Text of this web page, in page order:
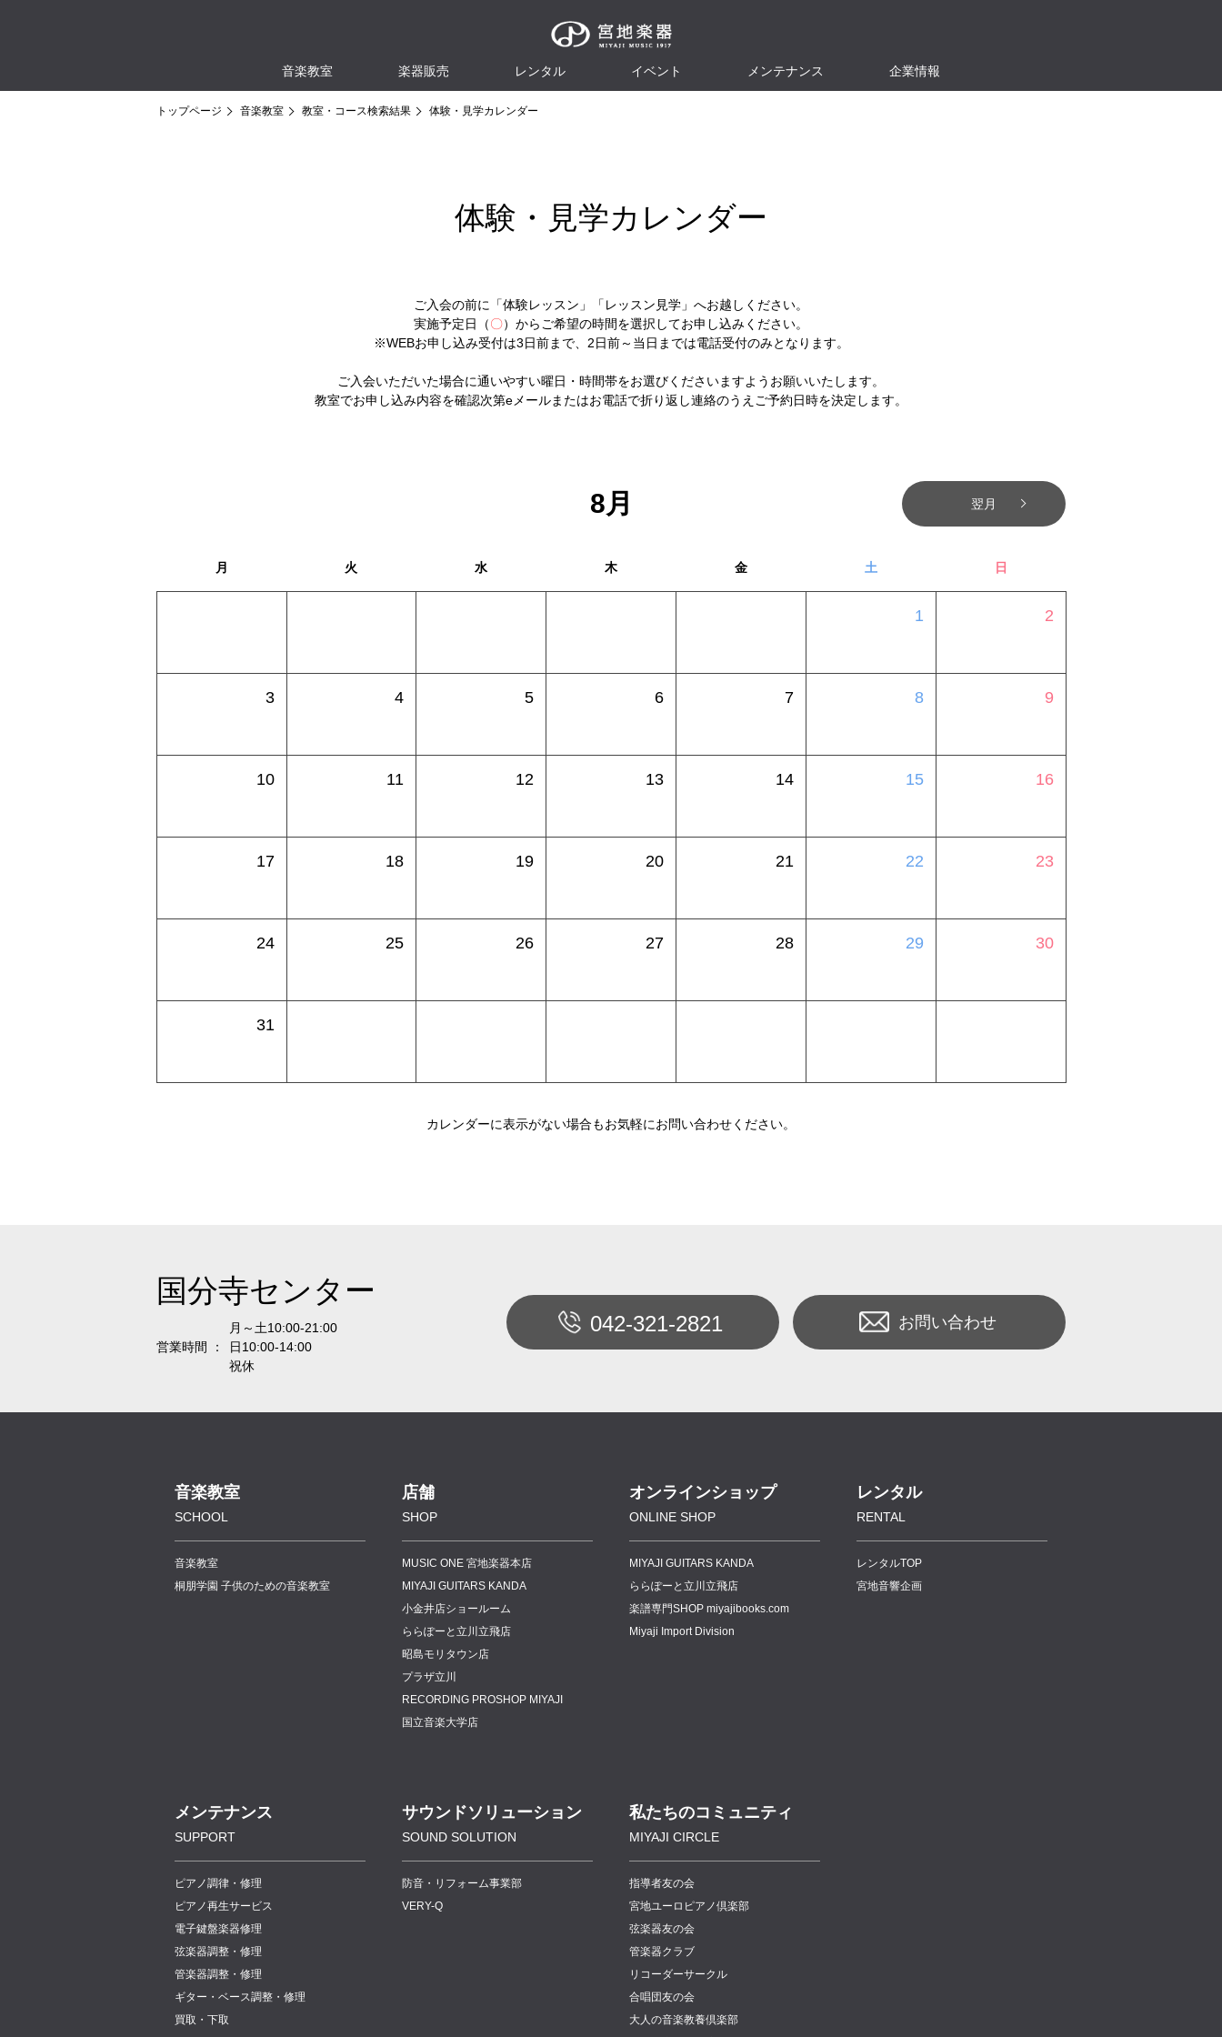
音楽教室 楽器販売 レンタル イベント メンテナンス 企業情報
トップページ 音楽教室 教室・コース検索結果 体験・見学カレンダー
体験・見学カレンダー
ご入会の前に「体験レッスン」「レッスン見学」へお越しください。
実施予定日（〇）からご希望の時間を選択してお申し込みください。
※WEBお申し込み受付は3日前まで、2日前～当日までは電話受付のみとなります。
ご入会いただいた場合に通いやすい曜日・時間帯をお選びくださいますようお願いいたします。
教室でお申し込み内容を確認次第eメールまたはお電話で折り返し連絡のうえご予約日時を決定します。
8月 翌月
月 火 水 木 金 土 日
1 2
3 4 5 6 7 8 9
10 11 12 13 14 15 16
17 18 19 20 21 22 23
24 25 26 27 28 29 30
31
カレンダーに表示がない場合もお気軽にお問い合わせください。
国分寺センター
営業時間 ：
月～土10:00-21:00
日10:00-14:00
祝休
042-321-2821 お問い合わせ
音楽教室
SCHOOL
音楽教室
桐朋学園 子供のための音楽教室
店舗
SHOP
MUSIC ONE 宮地楽器本店
MIYAJI GUITARS KANDA
小金井店ショールーム
ららぽーと立川立飛店
昭島モリタウン店
プラザ立川
RECORDING PROSHOP MIYAJI
国立音楽大学店
オンラインショップ
ONLINE SHOP
MIYAJI GUITARS KANDA
ららぽーと立川立飛店
楽譜専門SHOP miyajibooks.com
Miyaji Import Division
レンタル
RENTAL
レンタルTOP
宮地音響企画
メンテナンス
SUPPORT
ピアノ調律・修理
ピアノ再生サービス
電子鍵盤楽器修理
弦楽器調整・修理
管楽器調整・修理
ギター・ベース調整・修理
買取・下取
サウンドソリューション
SOUND SOLUTION
防音・リフォーム事業部
VERY-Q
私たちのコミュニティ
MIYAJI CIRCLE
指導者友の会
宮地ユーロピアノ倶楽部
弦楽器友の会
管楽器クラブ
リコーダーサークル
合唱団友の会
大人の音楽教養倶楽部